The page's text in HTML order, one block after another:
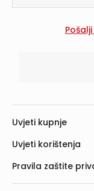
Uvjeti kupnje
Uvjeti korištenja
Pravila zaštite